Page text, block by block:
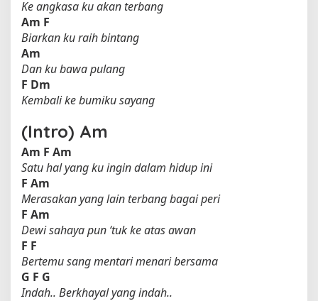
Ke angkasa ku akan terbang
Am F
Biarkan ku raih bintang
Am
Dan ku bawa pulang
F Dm
Kembali ke bumiku sayang
(Intro) Am
Am F Am
Satu hal yang ku ingin dalam hidup ini
F Am
Merasakan yang lain terbang bagai peri
F Am
Dewi sahaya pun ‘tuk ke atas awan
F F
Bertemu sang mentari menari bersama
G F G
Indah.. Berkhayal yang indah..